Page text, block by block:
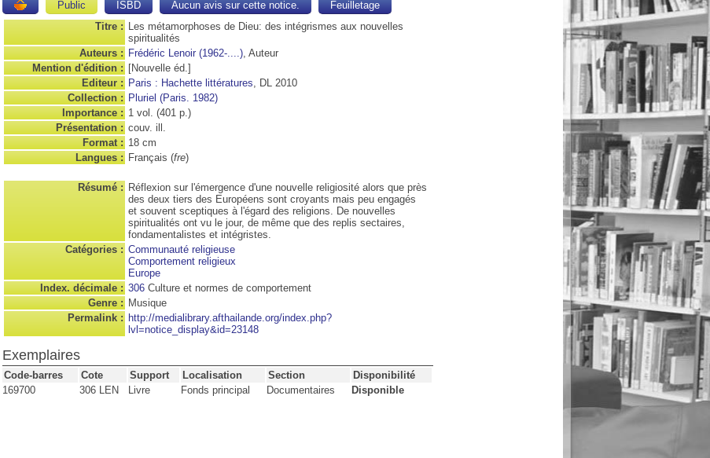
Public ISBD Aucun avis sur cette notice.
Feuilletage
Titre : Les métamorphoses de Dieu: des intégrismes aux nouvelles
spiritualités
Auteurs : Frédéric Lenoir (1962-....), Auteur
Mention d'édition : [Nouvelle éd.]
Editeur : Paris : Hachette littératures, DL 2010
Collection : Pluriel (Paris. 1982)
Importance : 1 vol. (401 p.)
Présentation : couv. ill.
Format : 18 cm
Langues : Français (fre)
Résumé : Réflexion sur l'émergence d'une nouvelle religiosité alors que près
des deux tiers des Européens sont croyants mais peu engagés
et souvent sceptiques à l'égard des religions. De nouvelles
spiritualités ont vu le jour, de même que des replis sectaires,
fondamentalistes et intégristes.
Catégories : Communauté religieuse
Comportement religieux
Europe
Index. décimale : 306 Culture et normes de comportement
Genre : Musique
Permalink : http://medialibrary.afthailande.org/index.php?
lvl=notice_display&id=23148
Exemplaires
Code-barres Cote Support Localisation Section
Disponibilité
169700
306 LEN Livre Fonds principal Documentaires Disponible